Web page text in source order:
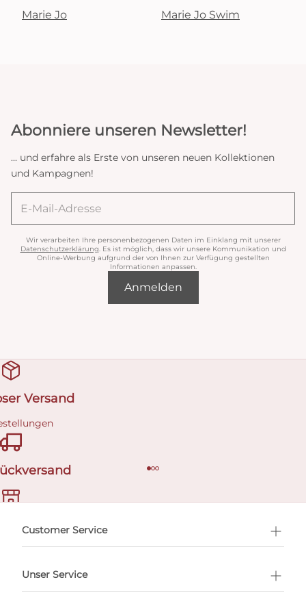
Marie Jo Marie Jo Swim
Abonniere unseren Newsletter!
... und erfahre als Erste von unseren neuen Kollektionen
und Kampagnen!
Wir verarbeiten Ihre personenbezogenen Daten im Einklang mit unserer
Datenschutzerklärung . Es ist möglich, dass wir unsere Kommunikation und
Online-Werbung aufgrund der von Ihnen zur Verfügung gestellten
Informationen anpassen.
Anmelden
Versand
buchen
Customer Service
Unser Service